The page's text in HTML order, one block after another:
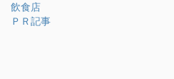
飲食店
ＰＲ記事